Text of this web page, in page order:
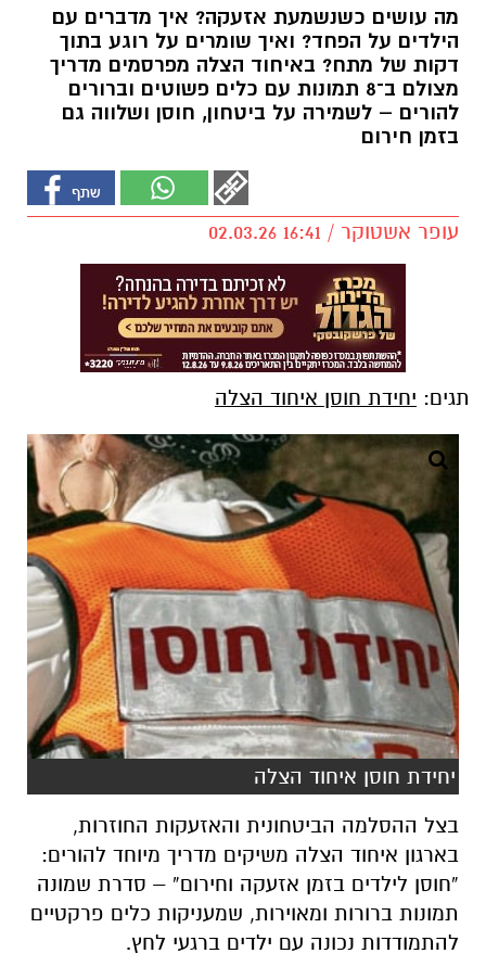
מה עושים כשנשמעת אזעקה? איך מדברים עם
הילדים על הפחד? ואיך שומרים על רוגע בתוך
דקות של מתח? באיחוד הצלה מפרסמים מדריך
מצולם ב־8 תמונות עם כלים פשוטים וברורים
להורים – לשמירה על ביטחון, חוסן ושלווה גם
בזמן חירום
עופר אשטוקר / 16:41 02.03.26
תגים: יחידת חוסן איחוד הצלה
יחידת חוסן איחוד הצלה
בצל ההסלמה הביטחונית והאזעקות החוזרות,
בארגון איחוד הצלה משיקים מדריך מיוחד להורים:
“חוסן לילדים בזמן אזעקה וחירום” – סדרת שמונה
תמונות ברורות ומאוירות, שמעניקות כלים פרקטיים
להתמודדות נכונה עם ילדים ברגעי לחץ.